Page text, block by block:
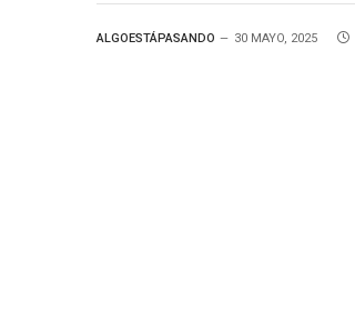
ALGOESTÁPASANDO 30 MAYO, 2025